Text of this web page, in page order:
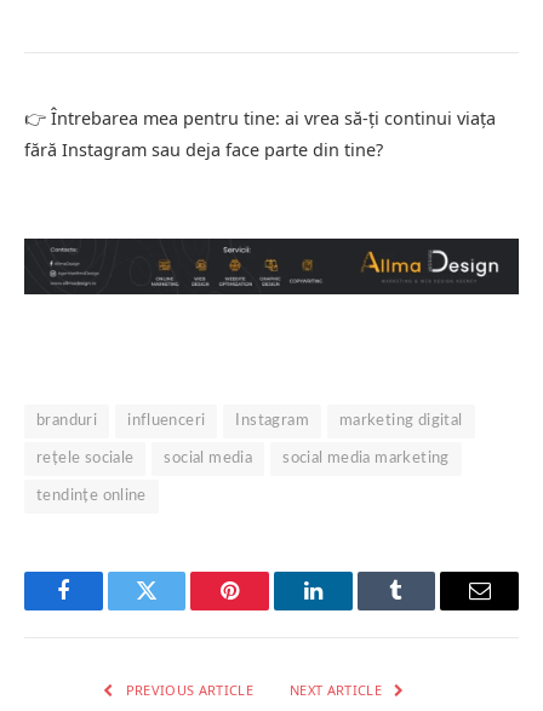
👉 Întrebarea mea pentru tine: ai vrea să-ți continui viața
fără Instagram sau deja face parte din tine?
branduri influenceri Instagram marketing digital
rețele sociale social media social media marketing
tendințe online
FacebookTwitter Pinterest LinkedInTumblr Email
PREVIOUS ARTICLE NEXT ARTICLE